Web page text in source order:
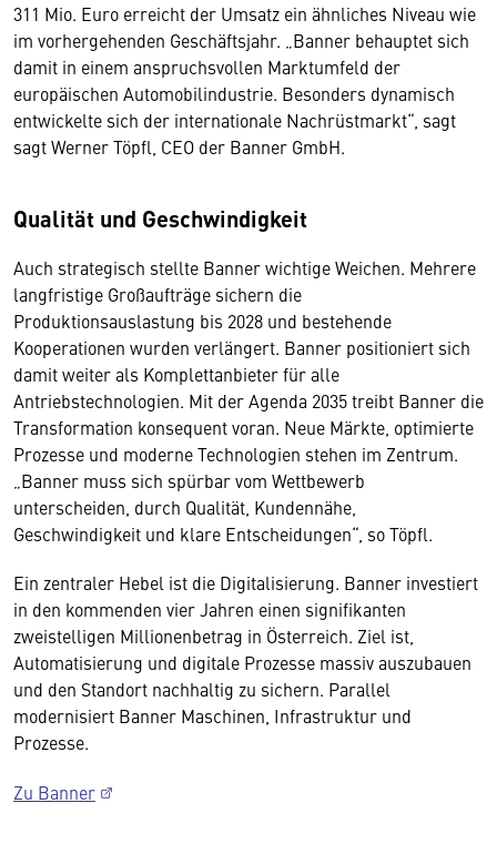
311 Mio. Euro erreicht der Umsatz ein ähnliches Niveau wie
im vorhergehenden Geschäftsjahr. „Banner behauptet sich
damit in einem anspruchsvollen Marktumfeld der
europäischen Automobilindustrie. Besonders dynamisch
entwickelte sich der internationale Nachrüstmarkt“, sagt
sagt Werner Töpfl, CEO der Banner GmbH.
Qualität und Geschwindigkeit
Auch strategisch stellte Banner wichtige Weichen. Mehrere
langfristige Großaufträge sichern die
Produktionsauslastung bis 2028 und bestehende
Kooperationen wurden verlängert. Banner positioniert sich
damit weiter als Komplettanbieter für alle
Antriebstechnologien. Mit der Agenda 2035 treibt Banner die
Transformation konsequent voran. Neue Märkte, optimierte
Prozesse und moderne Technologien stehen im Zentrum.
„Banner muss sich spürbar vom Wettbewerb
unterscheiden, durch Qualität, Kundennähe,
Geschwindigkeit und klare Entscheidungen“, so Töpfl.
Ein zentraler Hebel ist die Digitalisierung. Banner investiert
in den kommenden vier Jahren einen signifikanten
zweistelligen Millionenbetrag in Österreich. Ziel ist,
Automatisierung und digitale Prozesse massiv auszubauen
und den Standort nachhaltig zu sichern. Parallel
modernisiert Banner Maschinen, Infrastruktur und
Prozesse.
Zu Banner